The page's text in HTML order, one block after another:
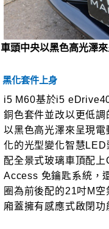
車頭中央以黑色高光澤
黑化套件上身
i5 M60基於i5
銅色套件並改以更低
以黑色高光澤來呈現
化的光型變化智慧
配全景式玻璃車頂配
Access 免鑰匙系統，
圈為前後配的21吋M
廂蓋擁有感應式啟閉